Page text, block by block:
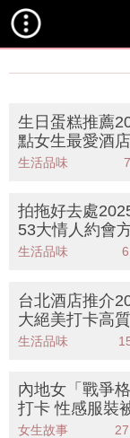
生日蛋糕推薦
點女生最愛酒
糕！最啱閨蜜
生活品味
拍拖好去處
53大情人約會
士尼Duffy與好
生活品味
台北酒店推介
大絕美打卡高
式大浴場、距
生活品味
內地女「戰爭
打卡 性感服裝
姑
女生故事